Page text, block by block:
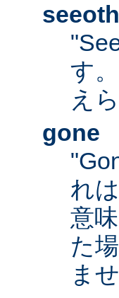
す
え
gone
れ
意
た
ま